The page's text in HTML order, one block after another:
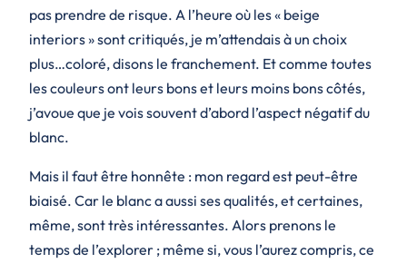
pas prendre de risque. A l’heure où les « beige
interiors » sont critiqués, je m’attendais à un choix
plus…coloré, disons le franchement. Et comme toutes
les couleurs ont leurs bons et leurs moins bons côtés,
j’avoue que je vois souvent d’abord l’aspect négatif du
blanc.
Mais il faut être honnête : mon regard est peut-être
biaisé. Car le blanc a aussi ses qualités, et certaines,
même, sont très intéressantes. Alors prenons le
temps de l’explorer ; même si, vous l’aurez compris, ce